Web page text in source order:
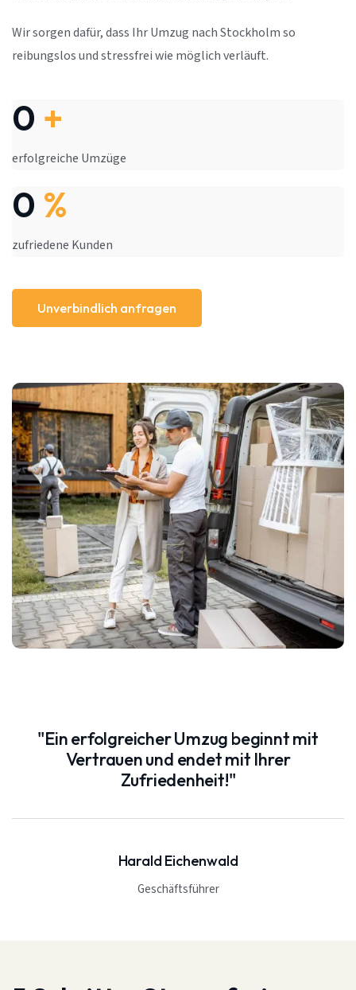
"Ein erfolgreicher Umzug beginnt mit
Vertrauen und endet mit Ihrer
Zufriedenheit!"
Harald Eichenwald
Geschäftsführer
Wir sorgen dafür, dass Ihr Umzug nach Stockholm so
reibungslos und stressfrei wie möglich verläuft.
0 +
erfolgreiche Umzüge
0 %
zufriedene Kunden
Unverbindlich anfragen